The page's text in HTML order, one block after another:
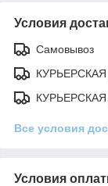
Условия
Самовывоз
Все условия
Условия